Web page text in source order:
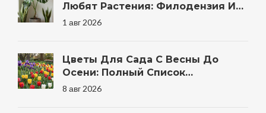
Любят Растения: Филодензия И
Другие Термины
1 авг 2026
Цветы Для Сада С Весны До
Осени: Полный Список
Неприхотливых Многолетников И
8 авг 2026